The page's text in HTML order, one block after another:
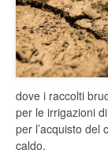
dove i raccolti
per le irrigazioni
per l’acquisto del
caldo.